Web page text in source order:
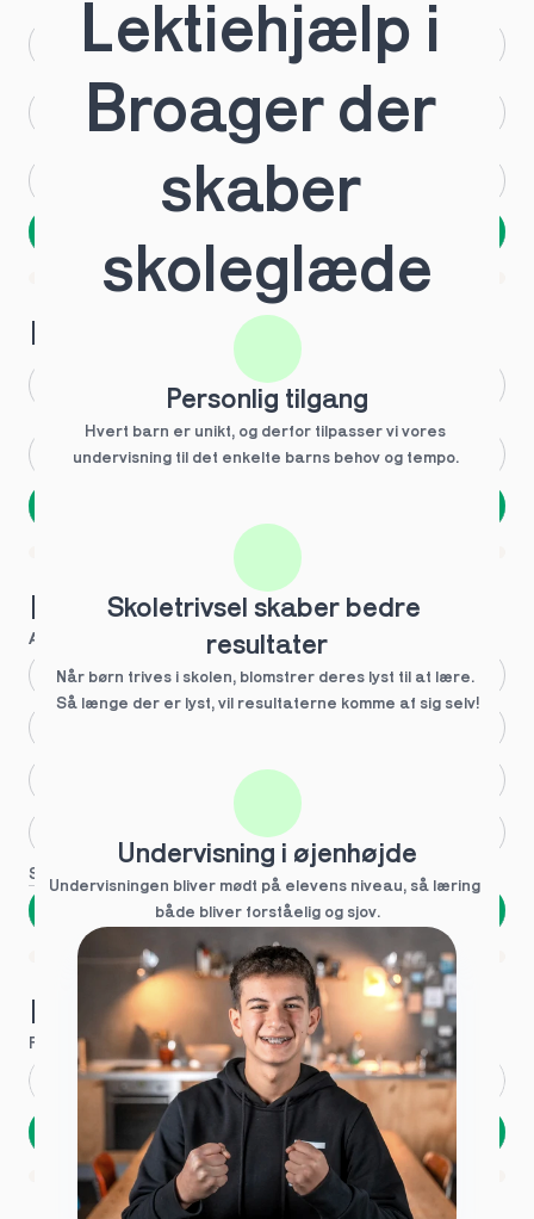
HTX HF
IB EUX
Andet Ved ikke
Spring over
1 ud af 9 for at finde den rette tutor
Hvilken årgang?
2.g Andet
Spring over
1 ud af 9 for at finde den rette tutor
Hvilke behov?
Anbefalet til dig
Fagligt boost
Se flere
Næste
Spring over
1 ud af 9 for at finde den rette tutor
Hvad hedder du?
Fornavn Efternavn*
Næste
Opbevares sikkert - oplysninger deles aldrig
1 ud af 9 for at finde den rette tutor
Lektiehjælp i
Broager der
skaber
skoleglæde
Personlig tilgang
Hvert barn er unikt, og derfor tilpasser vi vores
undervisning til det enkelte barns behov og tempo.
Skoletrivsel skaber bedre
resultater
Når børn trives i skolen, blomstrer deres lyst til at lære.
Så længe der er lyst, vil resultaterne komme af sig selv!
Undervisning i øjenhøjde
Undervisningen bliver mødt på elevens niveau, så læring
både bliver forståelig og sjov.